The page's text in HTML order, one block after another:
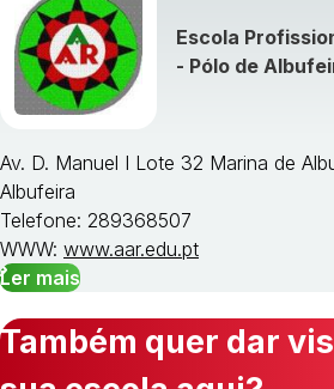
Escola
- Pólo de
Av. D. Manuel I Lote 32 Marina de
Albufeira
Telefone: 289368507
WWW: www.aar.edu.pt
Ler mais
Também quer dar